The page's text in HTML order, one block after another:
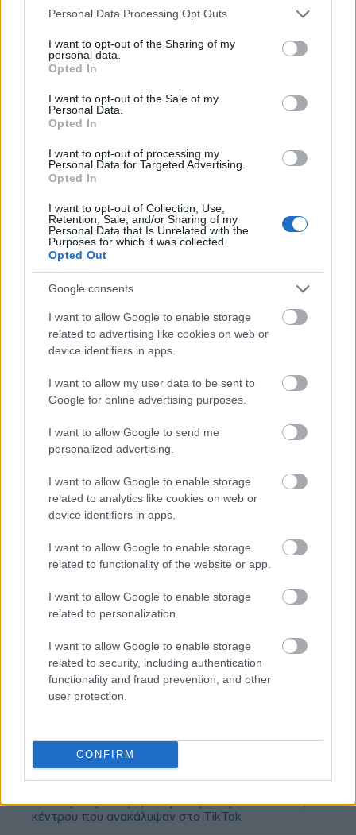
Please note that this website/app uses one or more Google
not limited to your visit or usage behaviour. You may click to
grant or deny consent to Google and its third-party tags to
use your data for below specified purposes in below Google
consent section.
Personal Data Processing Opt Outs
I want to opt-out of the Sharing of my
personal data.
Opted In
I want to opt-out of the Sale of my
Personal Data.
Opted In
I want to opt-out of processing my
Personal Data for Targeted Advertising.
Opted In
I want to opt-out of Collection, Use,
Retention, Sale, and/or Sharing of my
Personal Data that Is Unrelated with the
Purposes for which it was collected.
Opted Out
Google consents
I want to allow Google to enable storage
related to advertising like cookies on web or
device identifiers in apps.
I want to allow my user data to be sent to
Google for online advertising purposes.
I want to allow Google to send me
personalized advertising.
I want to allow Google to enable storage
related to analytics like cookies on web or
device identifiers in apps.
I want to allow Google to enable storage
related to functionality of the website or app.
I want to allow Google to enable storage
related to personalization.
I want to allow Google to enable storage
related to security, including authentication
functionality and fraud prevention, and other
user protection.
CONFIRM
BEST OF
Ολυμπιακός: Πρόταση για δανεισμό και οψιόν
αγοράς του Μόουρα σύμφωνα με τους Πορτογάλους
Φενέρμπαχτσε: Αντέγραψε τον ποδοσφαιρικό
Ρεάλ Μαδρίτης ή Μπαρτσελόνα; Ο Ρόδρι μπροστά
στο μεγαλύτερο δίλημμα της καριέρας του
«Εδώ η Αθήνα θυμίζει Ευρώπη»: H γειτονιά εκτός
κέντρου που ανακάλυψαν στο TikTok